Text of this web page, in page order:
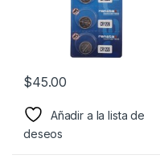
$45.00
Añadir a la lista de
deseos